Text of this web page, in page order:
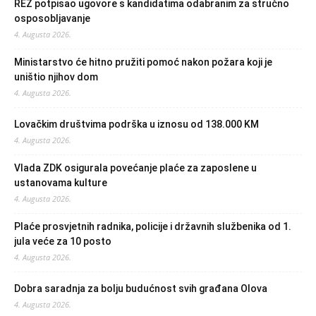
REZ potpisao ugovore s kandidatima odabranim za stručno
osposobljavanje
4. Augusta 2026.
Ministarstvo će hitno pružiti pomoć nakon požara koji je
uništio njihov dom
4. Augusta 2026.
Lovačkim društvima podrška u iznosu od 138.000 KM
4. Augusta 2026.
Vlada ZDK osigurala povećanje plaće za zaposlene u
ustanovama kulture
4. Augusta 2026.
Plaće prosvjetnih radnika, policije i državnih službenika od 1.
jula veće za 10 posto
4. Augusta 2026.
Dobra saradnja za bolju budućnost svih građana Olova
4. Augusta 2026.